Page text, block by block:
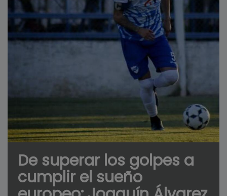
De superar los golpes a
cumplir el sueño